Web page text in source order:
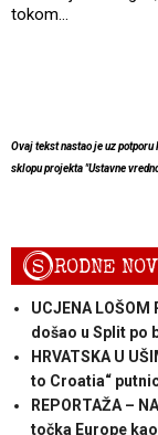
tokom...
Ovaj tekst nastao je uz
sklopu projekta "Ustavne
SRODNE
UCJENA
došao u Split po
HRVATSKA U
to Croatia“
REPORTAŽA –
točka Europe